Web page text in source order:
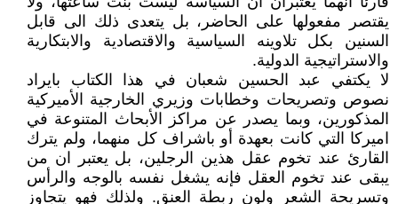
يقتصر مفعولها على الحاضر، بل يتعدى ذلك الى قابل
السنين بكل تلاوينه السياسية والاقتصادية والابتكارية
والاستراتيجية الدولية.
لا يكتفي عبد الحسين شعبان في هذا الكتاب بايراد
نصوص وتصريحات وخطابات وزيري الخارجية الأميركية
المذكورين، وبما يصدر عن مراكز الأبحاث المتنوعة في
اميركا التي كانت بعهدة أو باشراف كل منهما، ولم يترك
القارئ عند تخوم عقل هذين الرجلين، بل يعتبر ان من
يبقى عند تخوم العقل فإنه يشغل نفسه بالوجه والرأس
وتسريحة الشعر ولون ربطة العنق. ولذلك فهو يتجاوز